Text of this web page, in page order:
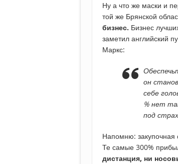
Ну а что же маски и
той же Брянской
бизнес. Бизнес
заметил английский
Маркс:
он
себе
% нет
под
Напомню: закупочная
Те самые 300%
дистанция, ни